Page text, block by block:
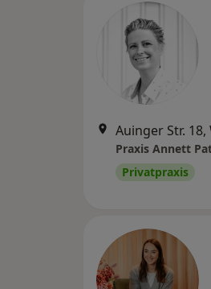
Auinger Str.
Praxis Annett
Privatpraxis